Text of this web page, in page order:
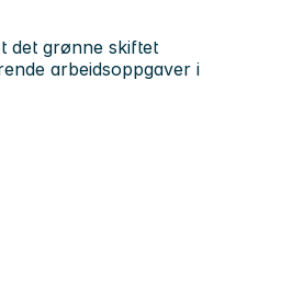
det grønne skiftet
arbeidsoppgaver i